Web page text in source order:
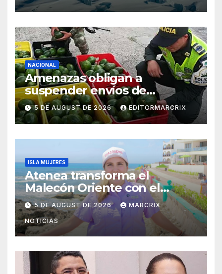
NACIONAL
Amenazas obligan a
suspender envíos de
aguacate michoacano a EU
5 DE AUGUST DE 2026 EDITORMARCRIX
ISLA MUJERES
Atenea transforma el
Malecón Oriente con el
nuevo Paseo de las Sirenas
5 DE AUGUST DE 2026 MARCRIX
NOTICIAS